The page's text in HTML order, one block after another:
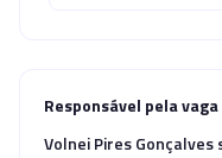
Responsável pela vaga
Volnei Pires Gonçalves